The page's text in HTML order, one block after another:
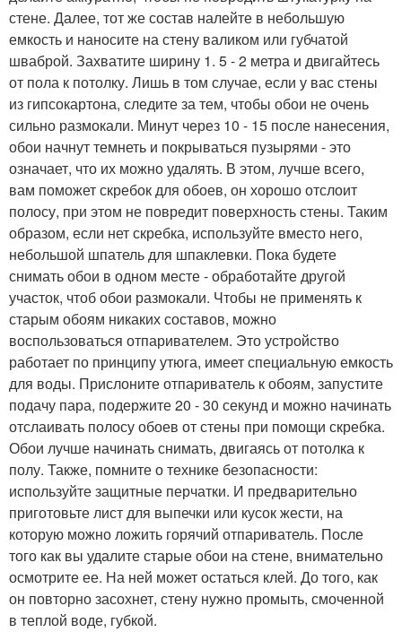
стене. Далее, тот же состав налейте в небольшую
емкость и наносите на стену валиком или губчатой
шваброй. Захватите ширину 1. 5 - 2 метра и двигайтесь
от пола к потолку. Лишь в том случае, если у вас стены
из гипсокартона, следите за тем, чтобы обои не очень
сильно размокали. Минут через 10 - 15 после нанесения,
обои начнут темнеть и покрываться пузырями - это
означает, что их можно удалять. В этом, лучше всего,
вам поможет скребок для обоев, он хорошо отслоит
полосу, при этом не повредит поверхность стены. Таким
образом, если нет скребка, используйте вместо него,
небольшой шпатель для шпаклевки. Пока будете
снимать обои в одном месте - обработайте другой
участок, чтоб обои размокали. Чтобы не применять к
старым обоям никаких составов, можно
воспользоваться отпаривателем. Это устройство
работает по принципу утюга, имеет специальную емкость
для воды. Прислоните отпариватель к обоям, запустите
подачу пара, подержите 20 - 30 секунд и можно начинать
отслаивать полосу обоев от стены при помощи скребка.
Обои лучше начинать снимать, двигаясь от потолка к
полу. Также, помните о технике безопасности:
используйте защитные перчатки. И предварительно
приготовьте лист для выпечки или кусок жести, на
которую можно ложить горячий отпариватель. После
того как вы удалите старые обои на стене, внимательно
осмотрите ее. На ней может остаться клей. До того, как
он повторно засохнет, стену нужно промыть, смоченной
в теплой воде, губкой.